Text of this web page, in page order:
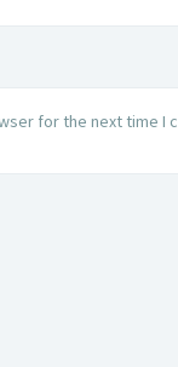
for the next time I